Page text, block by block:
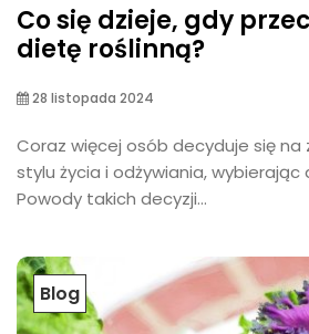
Co się dzieje, gdy
dietę roślinną?
28 listopada 2024
Coraz więcej osób decyduje się na
stylu życia i odżywiania, wybierając
Powody takich decyzji...
Blog